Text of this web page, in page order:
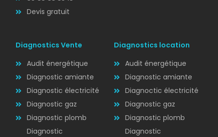
Diagnostic
ÉLECTRICITÉ
Devis gratuit
Diagnostics Vente
Audit énergétique
Diagnostic amiante
Diagnostic électricité
Diagnostic gaz
Diagnostic plomb
Diagnostic
Diagnostics location
Audit énergétique
Diagnostic amiante
Diagnoctic électricité
Diagnostic gaz
Diagnostic plomb
Diagnostic